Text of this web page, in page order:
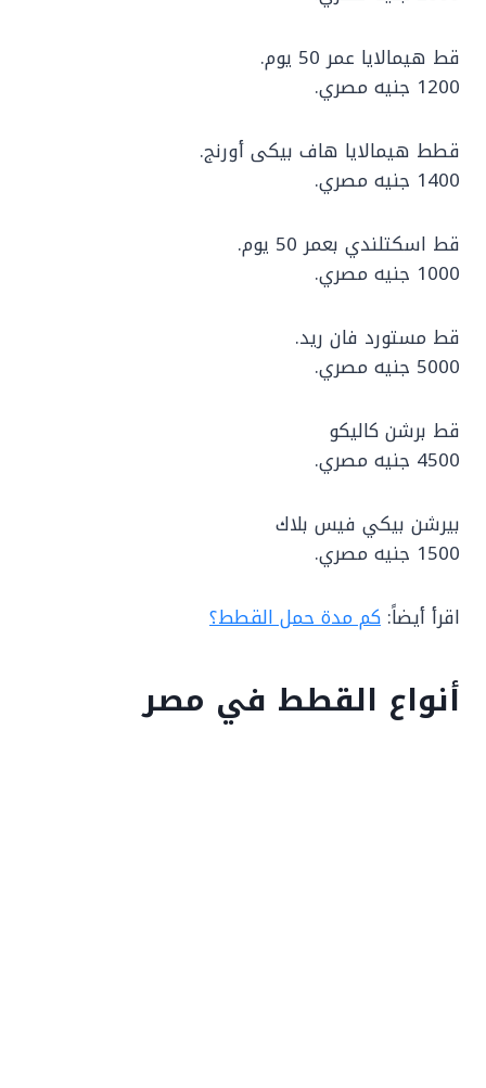
قط هيمالايا عمر 50 يوم.
1200 جنيه مصري.
قطط هيمالايا هاف بيكى أورنج.
1400 جنيه مصري.
قط اسكتلندي بعمر 50 يوم.
1000 جنيه مصري.
قط مستورد فان ريد.
5000 جنيه مصري.
قط برشن كاليكو
4500 جنيه مصري.
بيرشن بيكي فيس بلاك
1500 جنيه مصري.
اقرأ أيضاً: كم مدة حمل القطط؟
أنواع القطط في مصر